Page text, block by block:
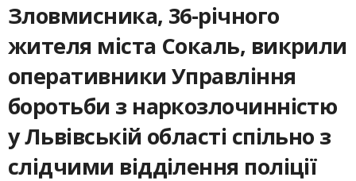
Зловмисника, 36-річного
жителя міста Сокаль, викрили
оперативники Управління
боротьби з наркозлочинністю
у Львівській області спільно з
слідчими відділення поліції